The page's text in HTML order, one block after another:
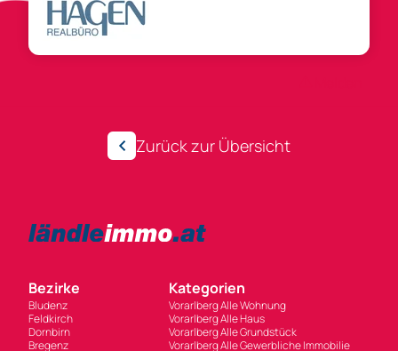
Zurück zur Übersicht
Bezirke
Bludenz
Feldkirch
Dornbirn
Bregenz
Kategorien
Vorarlberg Alle Wohnung
Vorarlberg Alle Haus
Vorarlberg Alle Grundstück
Vorarlberg Alle Gewerbliche Immobilie